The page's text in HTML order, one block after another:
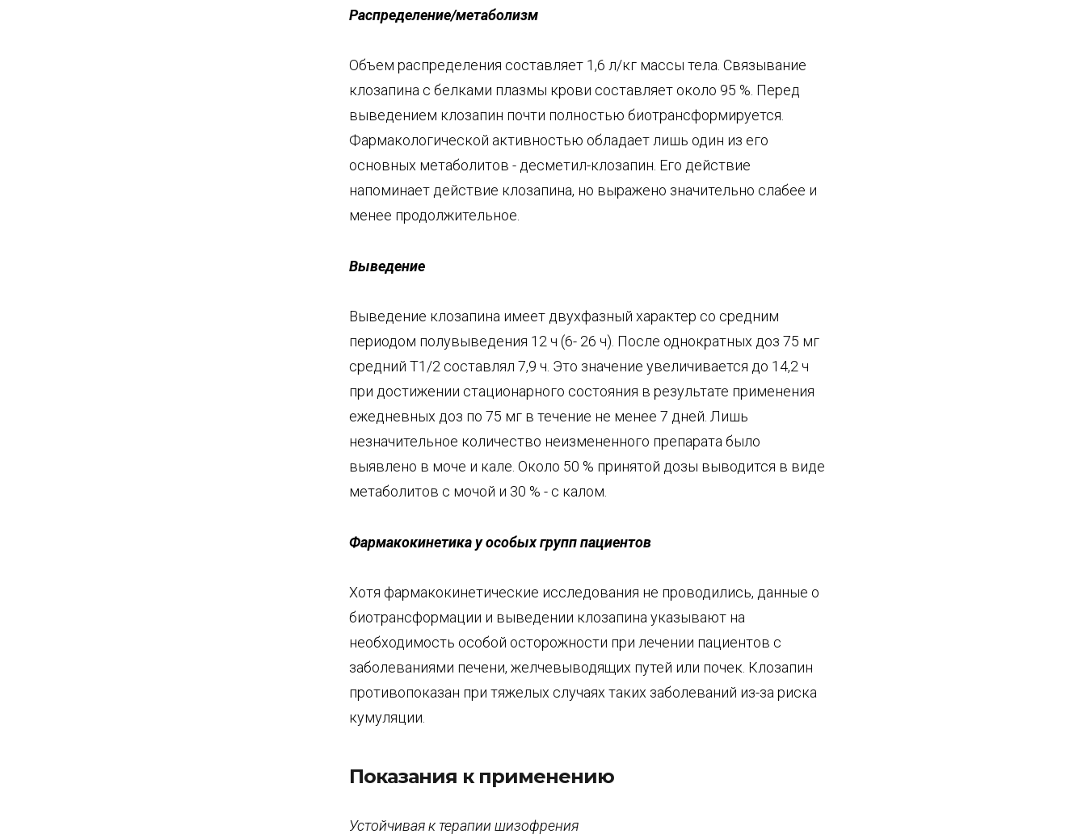
Распределение/метаболизм
Объем распределения составляет 1,6 л/кг массы тела. Связывание
клозапина с белками плазмы крови составляет около 95 %. Перед
выведением клозапин почти полностью биотрансформируется.
Фармакологической активностью обладает лишь один из его
основных метаболитов - десметил-клозапин. Его действие
напоминает действие клозапина, но выражено значительно слабее и
менее продолжительное.
Выведение
Выведение клозапина имеет двухфазный характер со средним
периодом полувыведения 12 ч (6- 26 ч). После однократных доз 75 мг
средний Т1/2 составлял 7,9 ч. Это значение увеличивается до 14,2 ч
при достижении стационарного состояния в результате применения
ежедневных доз по 75 мг в течение не менее 7 дней. Лишь
незначительное количество неизмененного препарата было
выявлено в моче и кале. Около 50 % принятой дозы выводится в виде
метаболитов с мочой и 30 % - с калом.
Фармакокинетика у особых групп пациентов
Хотя фармакокинетические исследования не проводились, данные о
биотрансформации и выведении клозапина указывают на
необходимость особой осторожности при лечении пациентов с
заболеваниями печени, желчевыводящих путей или почек. Клозапин
противопоказан при тяжелых случаях таких заболеваний из-за риска
кумуляции.
Показания к применению
Устойчивая к терапии шизофрения